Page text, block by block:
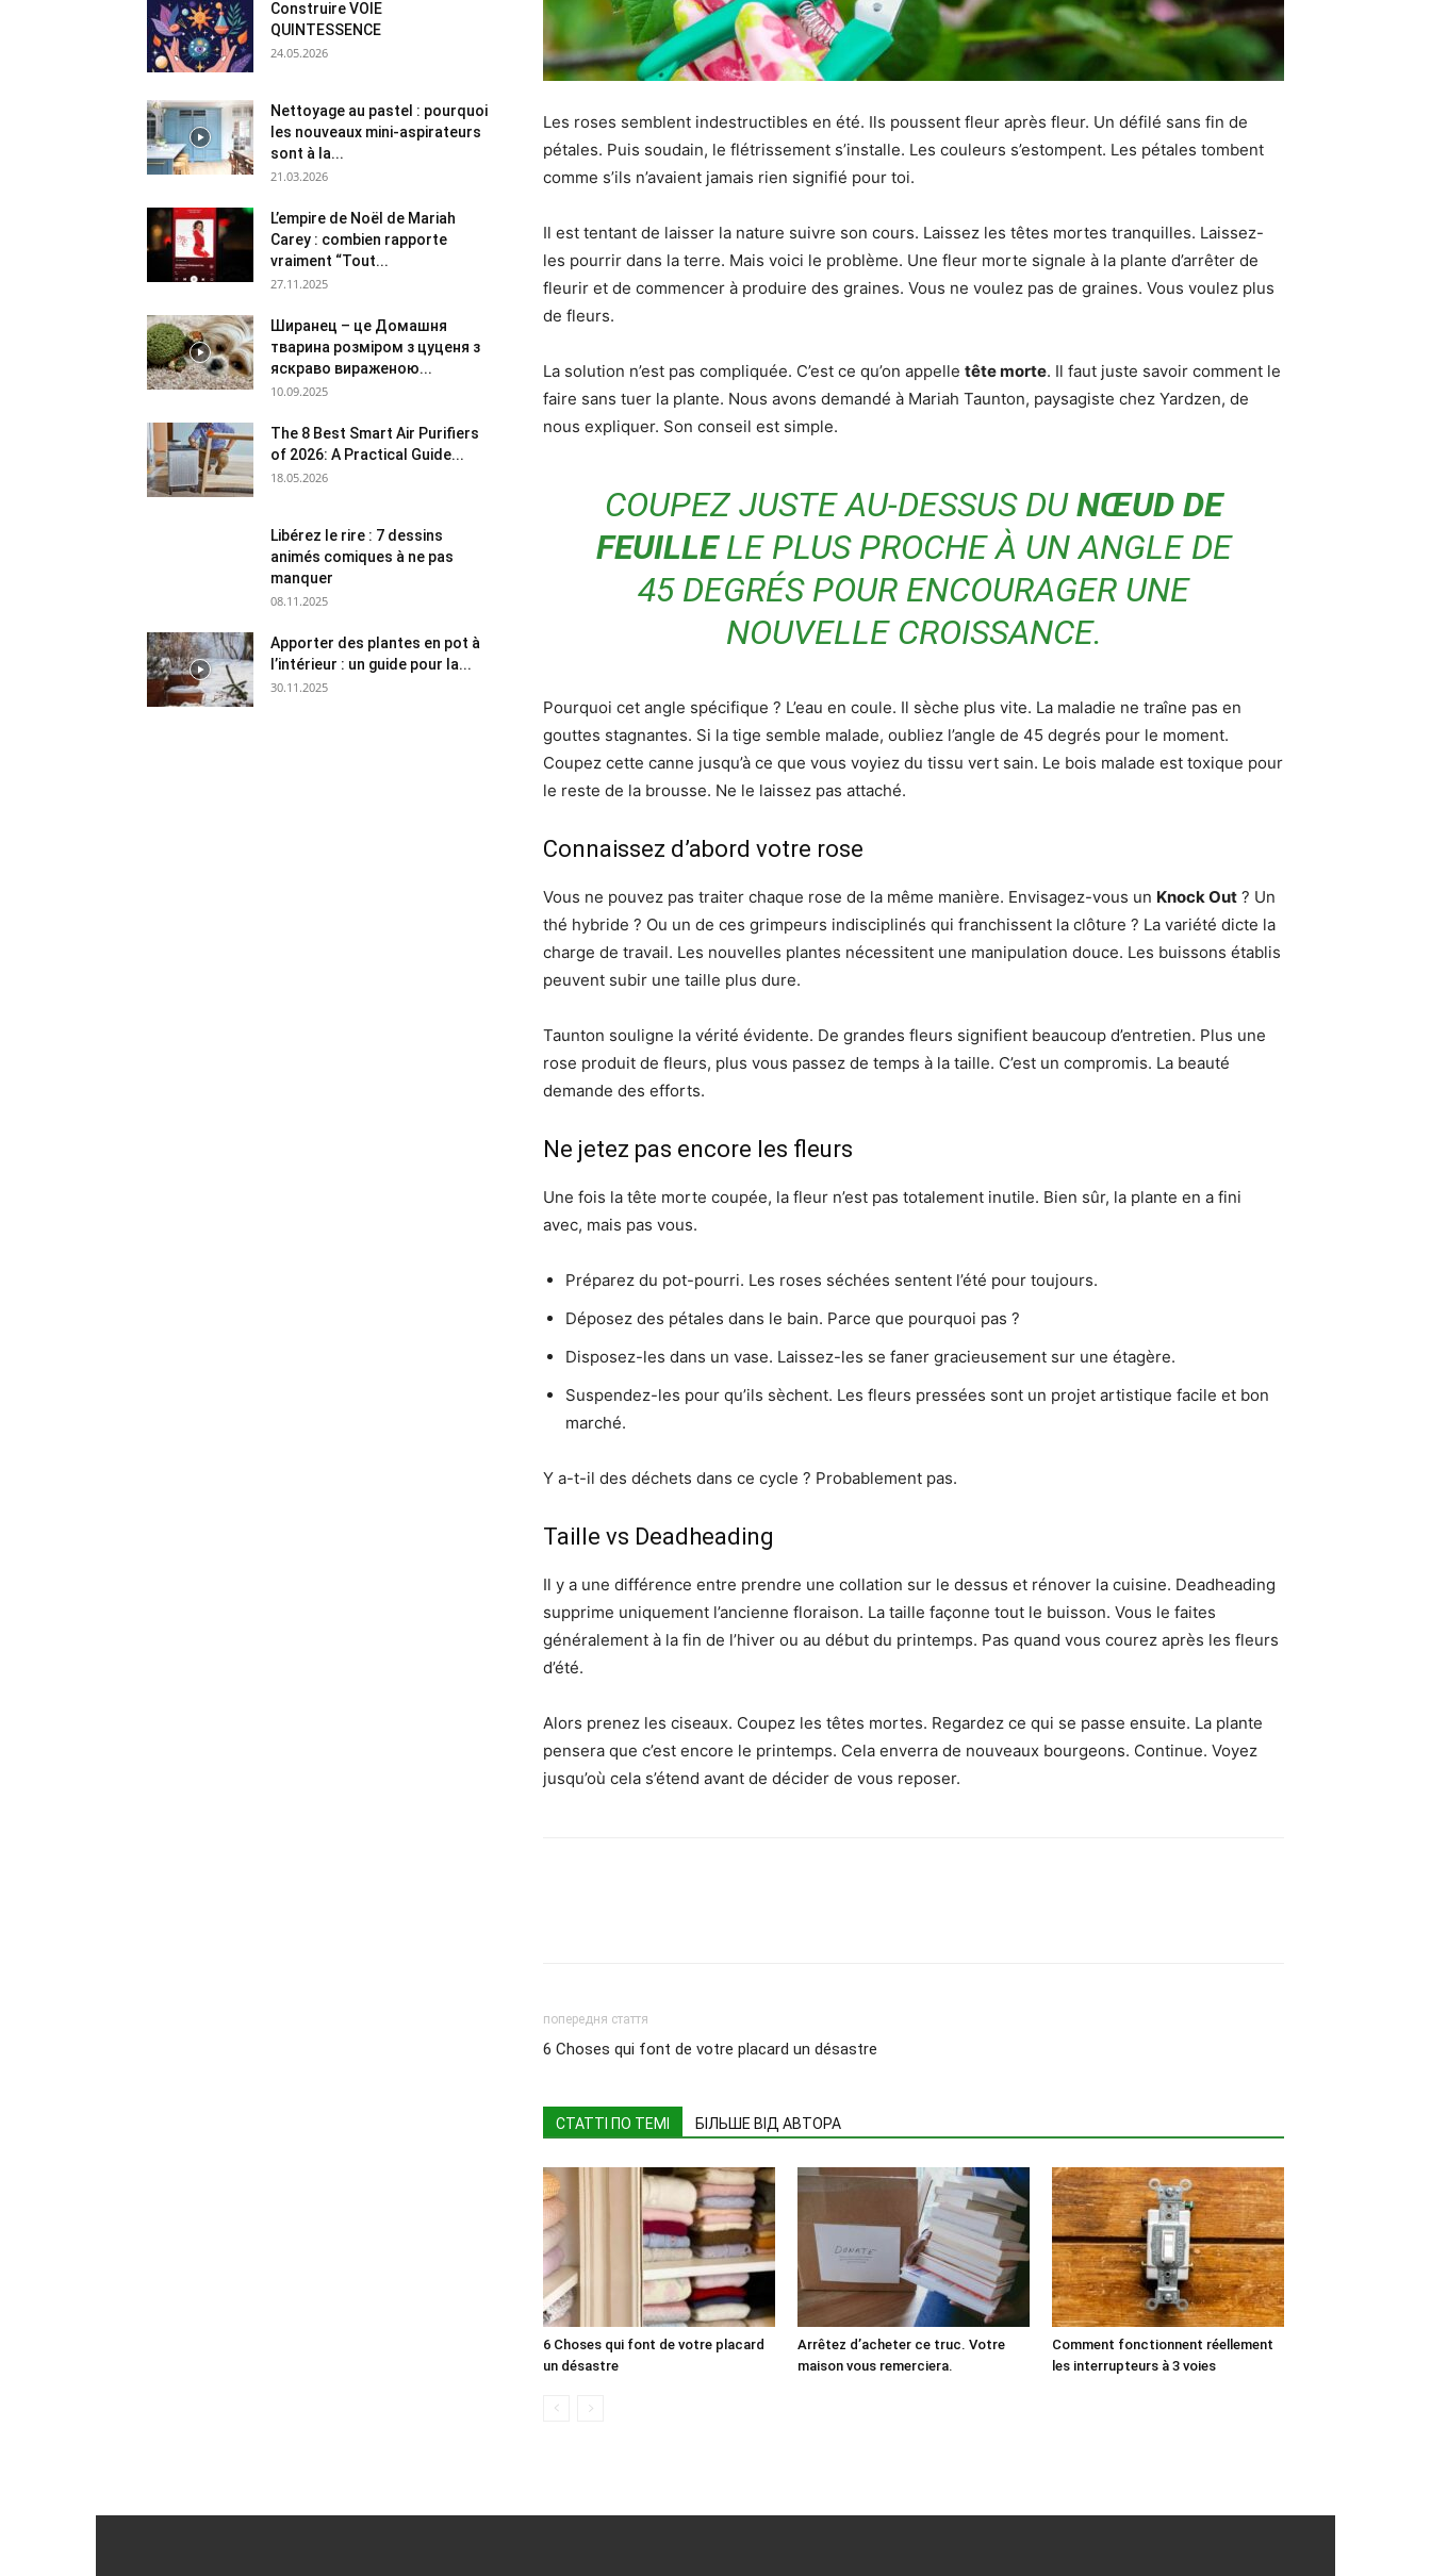
Les roses semblent indestructibles en été. Ils poussent fleur après fleur. Un défilé sans fin de
pétales. Puis soudain, le flétrissement s’installe. Les couleurs s’estompent. Les pétales tombent
comme s’ils n’avaient jamais rien signifié pour toi.
Il est tentant de laisser la nature suivre son cours. Laissez les têtes mortes tranquilles. Laissez-
les pourrir dans la terre. Mais voici le problème. Une fleur morte signale à la plante d’arrêter de
fleurir et de commencer à produire des graines. Vous ne voulez pas de graines. Vous voulez plus
de fleurs.
La solution n’est pas compliquée. C’est ce qu’on appelle tête morte. Il faut juste savoir comment le
faire sans tuer la plante. Nous avons demandé à Mariah Taunton, paysagiste chez Yardzen, de
nous expliquer. Son conseil est simple.
COUPEZ JUSTE AU-DESSUS DUNŒUD DE
FEUILLELE PLUS PROCHE À UN ANGLE DE
45 DEGRÉS POUR ENCOURAGER UNE
NOUVELLE CROISSANCE.
Pourquoi cet angle spécifique ? L’eau en coule. Il sèche plus vite. La maladie ne traîne pas en
gouttes stagnantes. Si la tige semble malade, oubliez l’angle de 45 degrés pour le moment.
Coupez cette canne jusqu’à ce que vous voyiez du tissu vert sain. Le bois malade est toxique pour
le reste de la brousse. Ne le laissez pas attaché.
Connaissez d’abord votre rose
Vous ne pouvez pas traiter chaque rose de la même manière. Envisagez-vous un Knock Out ? Un
thé hybride ? Ou un de ces grimpeurs indisciplinés qui franchissent la clôture ? La variété dicte la
charge de travail. Les nouvelles plantes nécessitent une manipulation douce. Les buissons établis
peuvent subir une taille plus dure.
Taunton souligne la vérité évidente. De grandes fleurs signifient beaucoup d’entretien. Plus une
rose produit de fleurs, plus vous passez de temps à la taille. C’est un compromis. La beauté
demande des efforts.
Ne jetez pas encore les fleurs
Une fois la tête morte coupée, la fleur n’est pas totalement inutile. Bien sûr, la plante en a fini
avec, mais pas vous.
Préparez du pot-pourri. Les roses séchées sentent l’été pour toujours.
Déposez des pétales dans le bain. Parce que pourquoi pas ?
Disposez-les dans un vase. Laissez-les se faner gracieusement sur une étagère.
Suspendez-les pour qu’ils sèchent. Les fleurs pressées sont un projet artistique facile et bon
marché.
Y a-t-il des déchets dans ce cycle ? Probablement pas.
Taille vs Deadheading
Il y a une différence entre prendre une collation sur le dessus et rénover la cuisine. Deadheading
supprime uniquement l’ancienne floraison. La taille façonne tout le buisson. Vous le faites
généralement à la fin de l’hiver ou au début du printemps. Pas quand vous courez après les fleurs
d’été.
Alors prenez les ciseaux. Coupez les têtes mortes. Regardez ce qui se passe ensuite. La plante
pensera que c’est encore le printemps. Cela enverra de nouveaux bourgeons. Continue. Voyez
jusqu’où cela s’étend avant de décider de vous reposer.
попередня стаття
6 Choses qui font de votre placard un désastre
СТАТТІ ПО ТЕМІ БІЛЬШЕ ВІД АВТОРА
6 Choses qui font de votre placard
un désastre
Arrêtez d’acheter ce truc. Votre
maison vous remerciera.
Comment fonctionnent réellement
les interrupteurs à 3 voies
Construire VOIE
QUINTESSENCE
24.05.2026
Nettoyage au pastel : pourquoi
les nouveaux mini-aspirateurs
sont à la...
21.03.2026
L’empire de Noël de Mariah
Carey : combien rapporte
vraiment “Tout...
27.11.2025
Ширанец – це Домашня
тварина розміром з цуценя з
яскраво вираженою...
10.09.2025
The 8 Best Smart Air Purifiers
of 2026: A Practical Guide...
18.05.2026
Libérez le rire : 7 dessins
animés comiques à ne pas
manquer
08.11.2025
Apporter des plantes en pot à
l’intérieur : un guide pour la...
30.11.2025